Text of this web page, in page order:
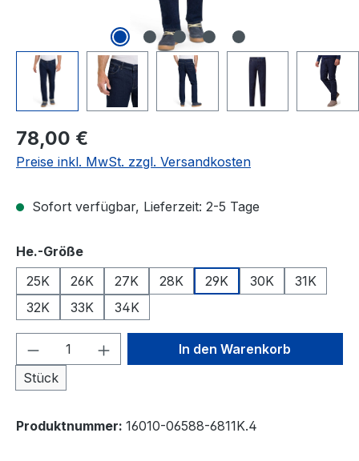
Regulärer Preis:
78,00 €
Preise inkl. MwSt. zzgl. Versandkosten
Sofort verfügbar, Lieferzeit: 2-5 Tage
He.-Größeauswählen
25K
26K 27K 28K 29K 30K
31K
32K
33K 34K
Produkt Anzahl: Gib den
Stück
In den Warenkorb
Produktnummer: 16010-06588-6811K.4